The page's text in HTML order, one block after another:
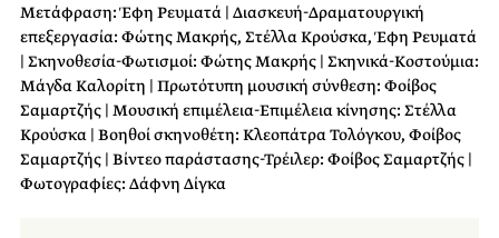
Μετάφραση: Έφη Ρευματά | Διασκευή-Δραματουργική
επεξεργασία: Φώτης Μακρής, Στέλλα Κρούσκα, Έφη Ρευματά
| Σκηνοθεσία-Φωτισμοί: Φώτης Μακρής | Σκηνικά-Κοστούμια:
Μάγδα Καλορίτη | Πρωτότυπη μουσική σύνθεση: Φοίβος
Σαμαρτζής | Μουσική επιμέλεια-Επιμέλεια κίνησης: Στέλλα
Κρούσκα | Βοηθοί σκηνοθέτη: Κλεοπάτρα Τολόγκου, Φοίβος
Σαμαρτζής | Βίντεο παράστασης-Τρέιλερ: Φοίβος Σαμαρτζής |
Φωτογραφίες: Δάφνη Δίγκα